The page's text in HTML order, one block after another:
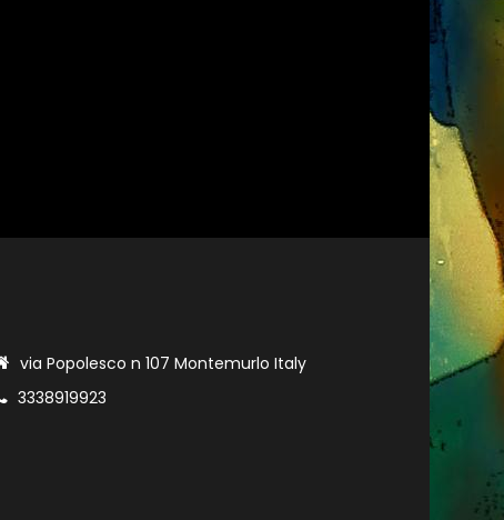
via Popolesco n 107 Montemurlo Italy
3338919923